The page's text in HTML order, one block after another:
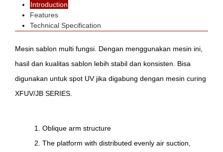
Introduction
Features
Technical Specification
Mesin sablon multi fungsi. Dengan menggunakan mesin ini,
hasil dan kualitas sablon lebih stabil dan konsisten. Bisa
digunakan untuk spot UV jika digabung dengan mesin curing
XFUV/JB SERIES.
Oblique arm structure
The platform with distributed evenly air suction,